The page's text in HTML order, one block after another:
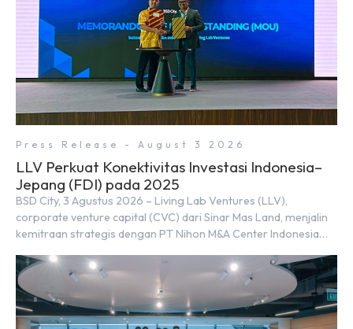
Press Release - August 3 2026
LLV Perkuat Konektivitas Investasi Indonesia–
Jepang (FDI) pada 2025
BSD City, 3 Agustus 2026 – Living Lab Ventures (LLV),
corporate venture capital (CVC) dari Sinar Mas Land, menjalin
kemitraan strategis dengan PT Nihon M&A Center Indonesia
tersebut ditandai dengan penandatanganan Memorandum of
Understanding (MoU) oleh Bayu Seto (Partner at Living Lab
Ventures) dan Kosuke Kawata […]